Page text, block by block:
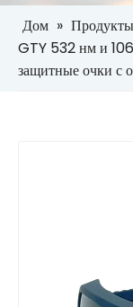
Решения
Компания
Услуги
Дом » Продукты
GTY 532 нм и
защитные очки с